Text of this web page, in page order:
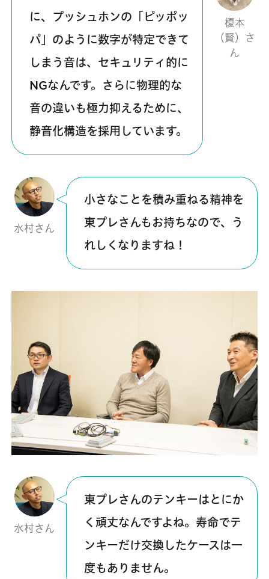
榎本
（賢）さ
ん
に、プッシュホンの「ピッポッ
パ」のように数字が特定できて
しまう音は、セキュリティ的に
NGなんです。さらに物理的な
音の違いも極力抑えるために、
静音化構造を採用しています。
水村さん
小さなことを積み重ねる精神を
東プレさんもお持ちなので、う
れしくなりますね！
水村さん
東プレさんのテンキーはとにか
く頑丈なんですよね。寿命でテ
ンキーだけ交換したケースは一
度もありません。